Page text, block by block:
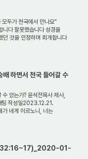
두가 천국에서 만나요"
다 잘못했습니다 성경을
던 것을 인정하며 회개합니다
하면서 천국 들어갈 수
있는가? 윤석전목사 제사,
팅 작성일2023.12.21.
네게 이르노니, 너는
신32:16~17)_2020-01-